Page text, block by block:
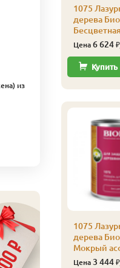
л 1009
л
1075
дерева
Бесцветная
Цена 6 624
Купить
1075
дерева
Мокрый
Цена 3 444
из